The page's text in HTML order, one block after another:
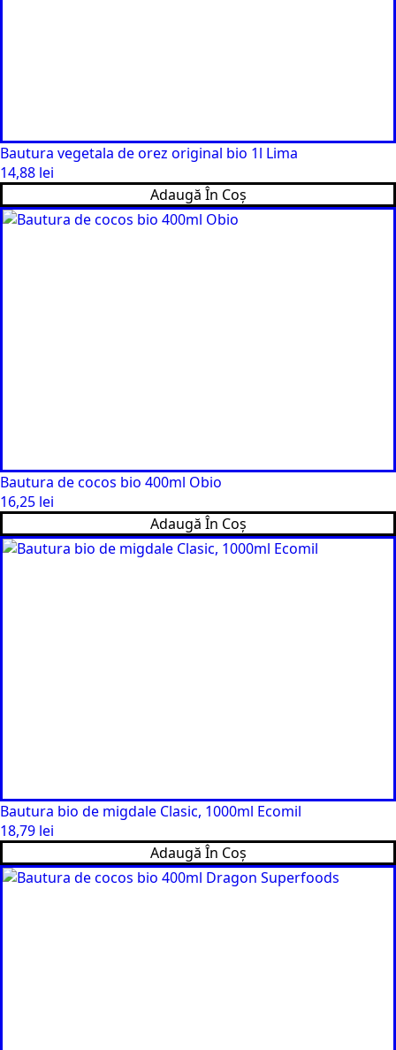
Bautura vegetala de orez original bio 1l Lima
14,88 lei
Adaugă În Coș
Bautura de cocos bio 400ml Obio
16,25 lei
Adaugă În Coș
Bautura bio de migdale Clasic, 1000ml Ecomil
18,79 lei
Adaugă În Coș